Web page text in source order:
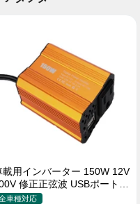
載用インバーター 150W 12V
修正正弦波 USBポート2
コンバーター 防災用品 チャ
車種対応